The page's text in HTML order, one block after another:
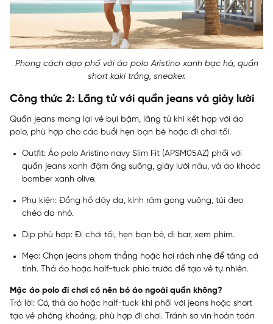
Phong cách dạo phố với áo polo Aristino xanh bạc hà, quần
short kaki trắng, sneaker.
Công thức 2: Lãng tử với quần jeans và giày lười
Quần jeans mang lại vẻ bụi bặm, lãng tử khi kết hợp với áo
polo, phù hợp cho các buổi hẹn bạn bè hoặc đi chơi tối.
Outfit: Áo polo Aristino navy Slim Fit (APSM05AZ) phối với
quần jeans xanh đậm ống suông, giày lười nâu, và áo khoác
bomber xanh olive.
Phụ kiện: Đồng hồ dây da, kính râm gọng vuông, túi đeo
chéo da nhỏ.
Dịp phù hợp: Đi chơi tối, hẹn bạn bè, đi bar, xem phim.
Mẹo: Chọn jeans phom thẳng hoặc hơi rách nhẹ để tăng cá
tính. Thả áo hoặc half-tuck phía trước để tạo vẻ tự nhiên.
Mặc áo polo đi chơi có nên bỏ áo ngoài quần không?
Trả lời: Có, thả áo hoặc half-tuck khi phối với jeans hoặc short
tạo vẻ phóng khoáng, phù hợp đi chơi. Tránh sơ vin hoàn toàn